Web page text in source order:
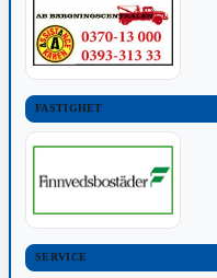
FASTIGHET
SERVICE